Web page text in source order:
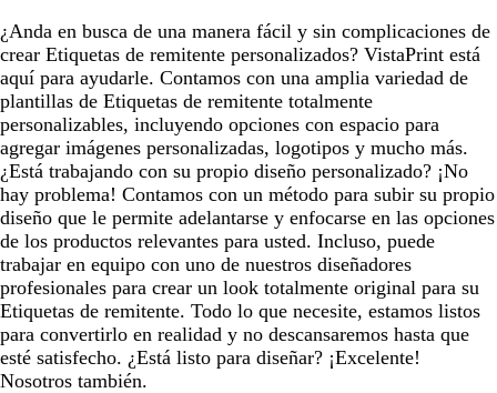
¿Anda en busca de una manera fácil y sin complicaciones de
crear Etiquetas de remitente personalizados? VistaPrint está
aquí para ayudarle. Contamos con una amplia variedad de
plantillas de Etiquetas de remitente totalmente
personalizables, incluyendo opciones con espacio para
agregar imágenes personalizadas, logotipos y mucho más.
¿Está trabajando con su propio diseño personalizado? ¡No
hay problema! Contamos con un método para subir su propio
diseño que le permite adelantarse y enfocarse en las opciones
de los productos relevantes para usted. Incluso, puede
trabajar en equipo con uno de nuestros diseñadores
profesionales para crear un look totalmente original para su
Etiquetas de remitente. Todo lo que necesite, estamos listos
para convertirlo en realidad y no descansaremos hasta que
esté satisfecho. ¿Está listo para diseñar? ¡Excelente!
Nosotros también.